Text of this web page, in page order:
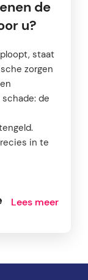
de
u?
staat
zorgen
de
in te
Lees meer